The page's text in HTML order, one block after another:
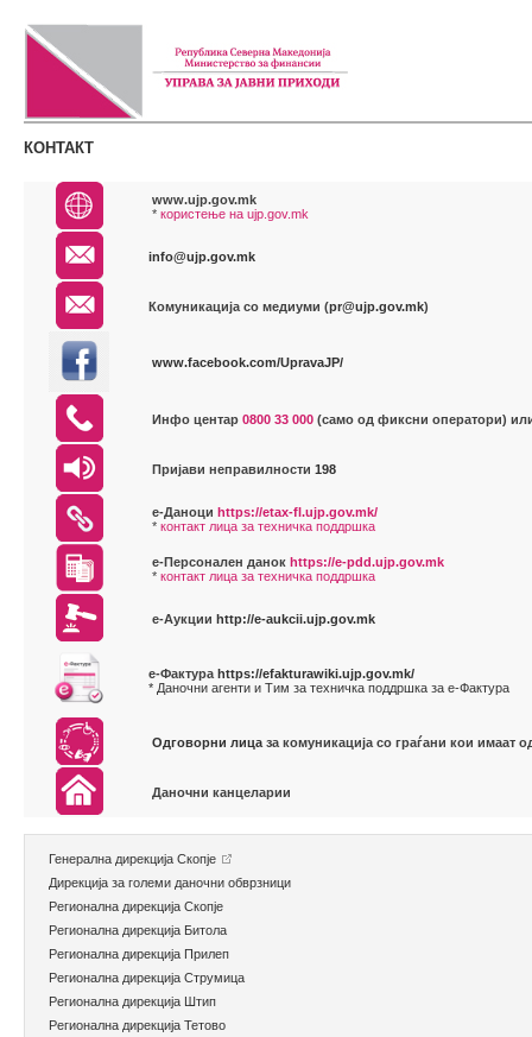
КОНТАКТ
www.ujp.gov.mk
* користење на ujp.gov.mk
info@ujp.gov.mk
Комуникација со медиуми (pr@ujp.gov.mk)
www.facebook.com/UpravaJP/
Инфо центар 0800 33 000 (само од фиксни оператори)
Пријави неправилности 198
е-Даноци https://etax-fl.ujp.gov.mk/
* контакт лица за техничка поддршка
е-Персонален данок https://e-pdd.ujp.gov.mk
* контакт лица за техничка поддршка
е-Аукции http://e-aukcii.ujp.gov.mk
е-Фактура https://efakturawiki.ujp.gov.mk/
* Даночни агенти и Тим за техничка поддршка за е-Фактура
Одговорни лица за комуникација со граѓани кои имаат
Даночни канцеларии
Генерална дирекција Скопје
Дирекција за големи даночни обврзници
Регионална дирекција Скопје
Регионална дирекција Битола
Регионална дирекција Прилеп
Регионална дирекција Струмица
Регионална дирекција Штип
Регионална дирекција Тетово